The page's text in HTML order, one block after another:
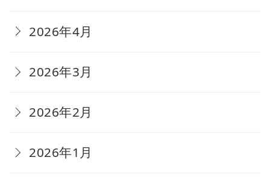
2026年4月
2026年3月
2026年2月
2026年1月